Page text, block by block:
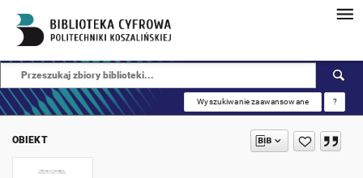
Wyszukiwanie zaawansowane ?
OBIEKT